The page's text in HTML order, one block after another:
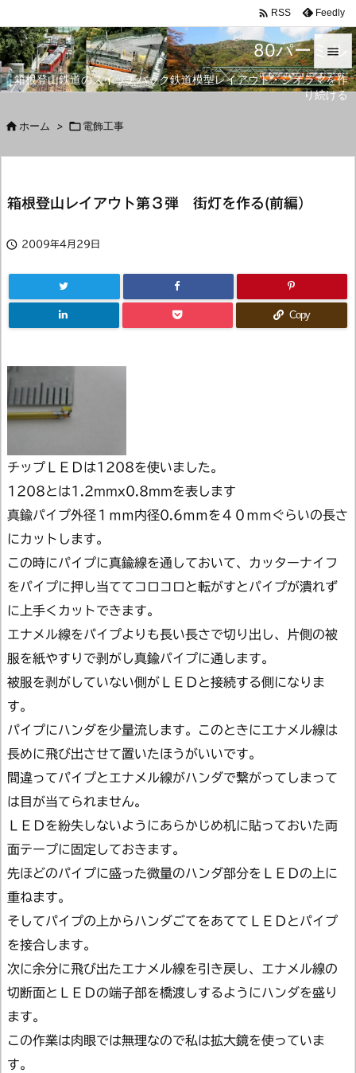
80パーミル
箱根登山鉄道のスイッチバック鉄道模型レイアウト・ジオラマを作
り続ける


メニュ
 RSS Feedly
 ホーム > 電飾工事
箱根登山レイアウト第３弾 街灯を作る(前編）
 2009年4月29日
Copy
チップＬＥＤは1208を使いました。
1208とは1.2mmx0.8mmを表します
真鍮パイプ外径１ｍｍ内径0.6ｍｍを４０ｍｍぐらいの長さ
にカットします。
この時にパイプに真鍮線を通しておいて、カッターナイフ
をパイプに押し当ててコロコロと転がすとパイプが潰れず
に上手くカットできます。
エナメル線をパイプよりも長い長さで切り出し、片側の被
服を紙やすりで剥がし真鍮パイプに通します。
被服を剥がしていない側がＬＥＤと接続する側になりま
す。
パイプにハンダを少量流します。このときにエナメル線は
長めに飛び出させて置いたほうがいいです。
間違ってパイプとエナメル線がハンダで繋がってしまって
は目が当てられません。
ＬＥＤを紛失しないようにあらかじめ机に貼っておいた両
面テープに固定しておきます。
先ほどのパイプに盛った微量のハンダ部分をＬＥＤの上に
重ねます。
そしてパイプの上からハンダごてをあててＬＥＤとパイプ
を接合します。
次に余分に飛び出たエナメル線を引き戻し、エナメル線の
切断面とＬＥＤの端子部を橋渡しするようにハンダを盛り
ます。
この作業は肉眼では無理なので私は拡大鏡を使っていま
す。